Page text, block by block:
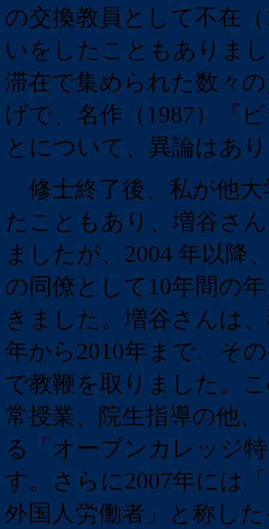
の交換教員として不在
いをしたこともありま
滞在で集められた数々
げで、名作（1987）『
とについて、異論はあ
修士終了後、私が他大
たこともあり、増谷さ
ましたが、2004 年以降
の同僚として10年間の
きました。増谷さんは
年から2010年まで、そ
で教鞭を取りました。
常授業、院生指導の他
る「オープンカレッジ
す。さらに2007年には
外国人労働者」と称し